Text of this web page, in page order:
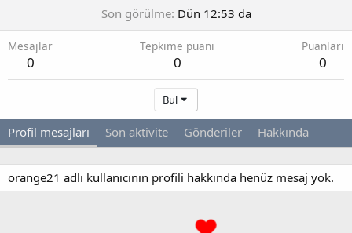
Son görülme Dün 12:53 da
Mesajlar
0
Tepkime puanı
0
Puanları
0
Bul
Profil mesajları Son aktivite Gönderiler Hakkında
orange21 adlı kullanıcının profili hakkında henüz mesaj yok.